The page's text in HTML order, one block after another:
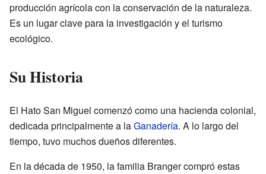
producción agrícola con la conservación de la naturaleza.
Es un lugar clave para la investigación y el turismo
ecológico.
Su Historia
El Hato San Miguel comenzó como una hacienda colonial,
dedicada principalmente a laGanadería. A lo largo del
tiempo, tuvo muchos dueños diferentes.
En la década de 1950, la familia Branger compró estas